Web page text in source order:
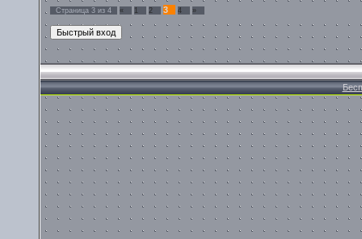
Страница 3 из 4 « 1 2 3 4 »